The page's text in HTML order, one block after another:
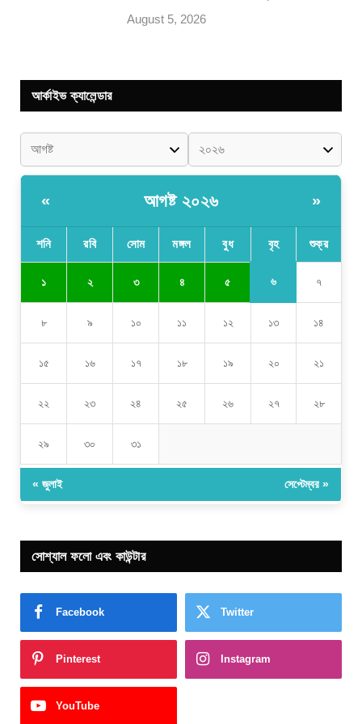
August 5, 2026
আর্কাইভ ক্যালেন্ডার
« আগষ্ট ২০২৬ »
শনি রবি সোম মঙ্গল বুধ বৃহ শুক্র
১ ২ ৩ ৪ ৫ ৬ ৭
৮ ৯ ১০ ১১ ১২ ১৩ ১৪
১৫ ১৬ ১৭ ১৮ ১৯ ২০ ২১
২২ ২৩ ২৪ ২৫ ২৬ ২৭ ২৮
২৯ ৩০ ৩১
« জুলাই সেপ্টেম্বর »
সোশ্যাল ফলো এবং কাউন্টার
Facebook Twitter
Pinterest Instagram
YouTube